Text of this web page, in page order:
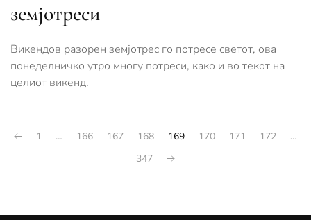
земјотреси
Викендов разорен земјотрес го потресе светот, ова
понеделничко утро многу потреси, како и во текот на
целиот викенд.
1 … 166 167 168 169 170 171 172
…
347